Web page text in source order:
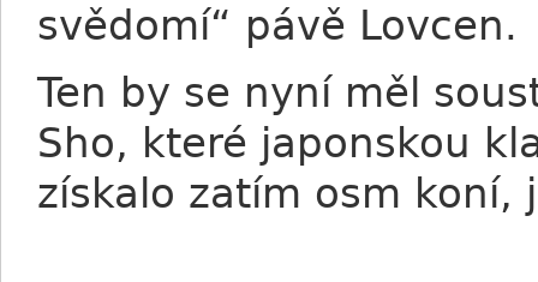
svědomí“ pávě Lovcen.
Ten by se nyní měl
Sho, které japonskou
získalo zatím osm koní,